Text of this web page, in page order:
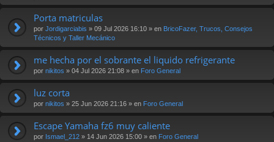
Porta matriculas
por Jordigarciabis » 09 Jul 2026 16:10 » en BricoFazer, Trucos, Consejos
Técnicos y Taller Mecánico
me hecha por el sobrante el liquido refrigerante
por nikitos » 04 Jul 2026 21:08 » en Foro General
luz corta
por nikitos » 25 Jun 2026 21:16 » en Foro General
Escape Yamaha fz6 muy caliente
por Ismael_212 » 14 Jun 2026 15:00 » en Foro General